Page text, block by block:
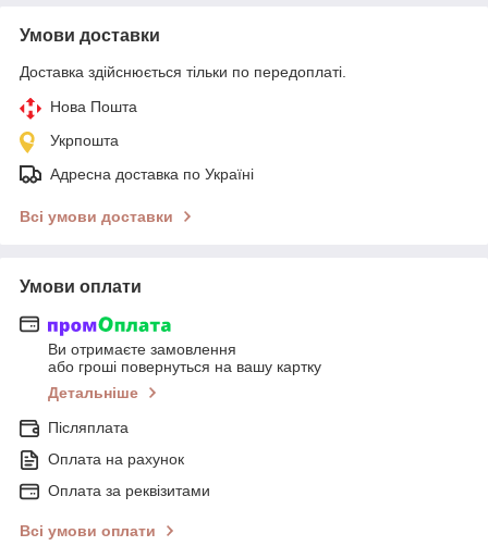
Умови доставки
Доставка здійснюється тільки по передоплаті.
Нова Пошта
Укрпошта
Адресна доставка по Україні
Всі умови доставки
Умови оплати
Ви отримаєте замовлення
або гроші повернуться на вашу картку
Детальніше
Післяплата
Оплата на рахунок
Оплата за реквізитами
Всі умови оплати